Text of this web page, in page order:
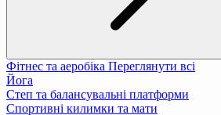
Фітнес та аеробіка Переглянути всі
Йога
Степ та балансувальні платформи
Спортивні килимки та мати